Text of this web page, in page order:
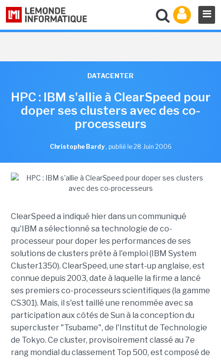
DATACENTER
HPC : IBM s'allie à ClearSpeed pour
doper ses clusters avec des co-
processeurs
Christophe Bardy , publié le 28 Juin 2006
ClearSpeed a indiqué hier dans un communiqué
qu'IBM a sélectionné sa technologie de co-
processeur pour doper les performances de ses
solutions de clusters prête à l'emploi (IBM System
Cluster1350). ClearSpeed, une start-up anglaise, est
connue depuis 2003, date à laquelle la firme a lancé
ses premiers co-processeurs scientifiques (la gamme
CS301). Mais, il s'est taillé une renommée avec sa
participation aux côtés de Sun à la conception du
supercluster "Tsubame", de l'Institut de Technologie
de Tokyo. Ce cluster, provisoirement classé au 7e
rang mondial du classement Top 500, est composé de